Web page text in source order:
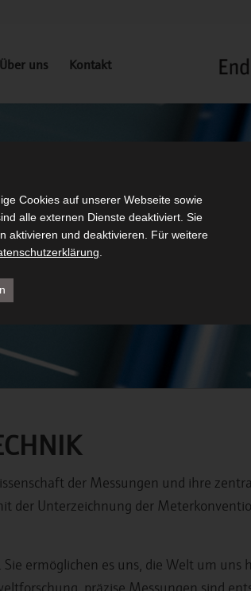
Über uns Kontakt
der Messungen und ihre
der Unterzeichnung der
ermöglichen es uns, die Welt um uns
präzise Messungen sind
Cookies auf unserer Webseite sowie
alle externen Dienste deaktiviert. Sie
aktivieren und deaktivieren. Für weitere